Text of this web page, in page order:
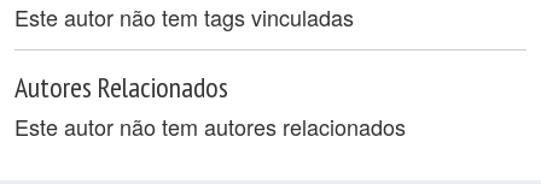
Este autor não tem tags vinculadas
Autores Relacionados
Este autor não tem autores relacionados